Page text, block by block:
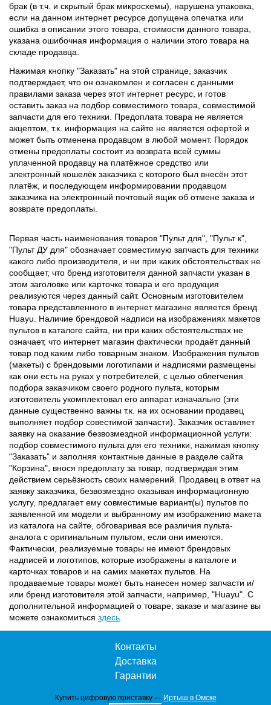
брак (в т.ч. и скрытый брак микросхемы), нарушена упаковка,
если на данном интернет ресурсе допущена опечатка или
ошибка в описании этого товара, стоимости данного товара,
указана ошибочная информация о наличии этого товара на
складе продавца.
Нажимая кнопку "Заказать" на этой странице, заказчик
подтверждает, что он ознакомлен и согласен с данными
правилами заказа через этот интернет ресурс, и готов
оставить заказ на подбор совместимого товара, совместимой
запчасти для его техники. Предоплата товара не является
акцептом, т.к. информация на сайте не является офертой и
может быть отменена продавцом в любой момент. Порядок
отмены предоплаты состоит из возврата всей суммы
уплаченной продавцу на платёжное средство или
электронный кошелёк заказчика с которого был внесён этот
платёж, и последующем информировании продавцом
заказчика на электронный почтовый ящик об отмене заказа и
возврате предоплаты.
Первая часть наименования товаров "Пульт для", "Пульт к",
"Пульт ДУ для" обозначает совместимую запчасть для техники
какого либо производителя, и ни при каких обстоятельствах не
сообщает, что бренд изготовителя данной запчасти указан в
этом заголовке или карточке товара и его продукция
реализуются через данный сайт. Основным изготовителем
товара представленного в интернет магазине является бренд
Huayu. Наличие брендовой надписи на изображениях макетов
пультов в каталоге сайта, ни при каких обстоятельствах не
означает, что интернет магазин фактически продаёт данный
товар под каким либо товарным знаком. Изображения пультов
(макеты) с брендовыми логотипами и надписями размещены
как они есть на руках у потребителей, с целью облегчения
подбора заказчиком своего родного пульта, которым
изготовитель укомплектовал его аппарат изначально (эти
данные существенно важны т.к. на их основании продавец
выполняет подбор совестимой запчасти). Заказчик оставляет
заявку на оказание безвозмездной информационной услуги:
подбор совместимого пульта для его техники, нажимая кнопку
"Заказать" и заполняя контактные данные в разделе сайта
"Корзина", внося предоплату за товар, подтверждая этим
действием серьёзность своих намерений. Продавец в ответ на
заявку заказчика, безвозмездно оказывая информационную
услугу, предлагает ему совместимые вариант(ы) пультов по
заявленной им модели и выбранному им изображению макета
из каталога на сайте, обговаривая все различия пульта-
аналога с оригинальным пультом, если они имеются.
Фактически, реализуемые товары не имеют брендовых
надписей и логотипов, которые изображены в каталоге и
карточках товаров и на самих макетах пультов. На
продаваемые товары может быть нанесен номер запчасти и/
или бренд изготовителя этой запчасти, например, "Huayu". С
дополнительной информацией о товаре, заказе и магазине вы
можете ознакомиться здесь
Контакты
Доставка
Гарантии
Купить цифровую приставку — Иртыш в Омске